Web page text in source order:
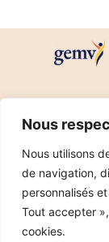
Nous
Nous utilisons
de navigation,
personnalisés
Tout accepter
cookies.